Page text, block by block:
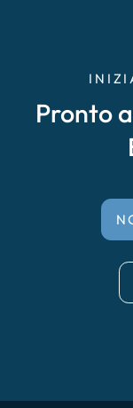
Pronto